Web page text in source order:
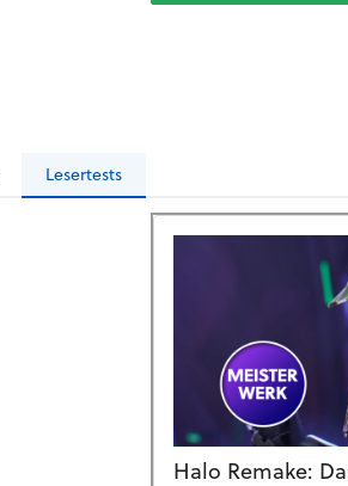
Lesertests